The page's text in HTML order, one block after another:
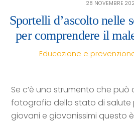
28 NOVEMBRE
Sportelli d’ascolto nelle
per comprendere il
Educazione e
Se c’è uno strumento che
fotografia dello stato di salute
giovani e giovanissimi questo